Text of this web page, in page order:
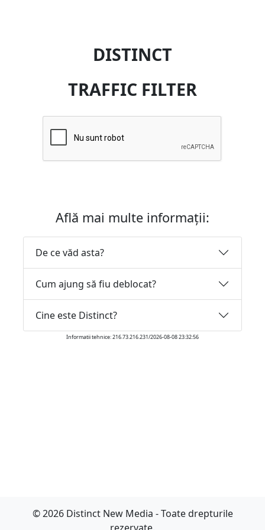
DISTINCT
TRAFFIC FILTER
Află mai multe informații:
De ce văd asta?
Cum ajung să fiu deblocat?
Cine este Distinct?
Informatii tehnice: 216.73.216.231/2026-08-08 23:32:56
© 2026 Distinct New Media - Toate drepturile